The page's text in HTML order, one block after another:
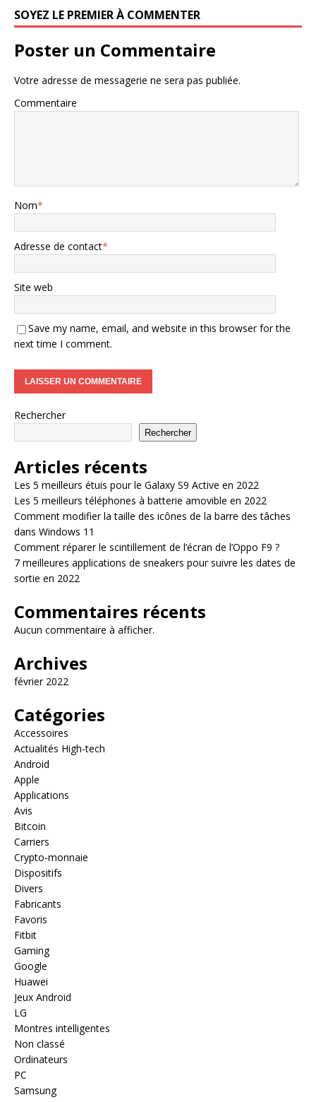
SOYEZ LE PREMIER À COMMENTER
Poster un Commentaire
Votre adresse de messagerie ne sera pas publiée.
Commentaire
Nom*
Adresse de contact*
Site web
Save my name, email, and website in this browser for the
next time I comment.
Rechercher
Rechercher
Articles récents
Les 5 meilleurs étuis pour le Galaxy S9 Active en 2022
Les 5 meilleurs téléphones à batterie amovible en 2022
Comment modifier la taille des icônes de la barre des tâches
dans Windows 11
Comment réparer le scintillement de l’écran de l’Oppo F9 ?
7 meilleures applications de sneakers pour suivre les dates de
sortie en 2022
Commentaires récents
Aucun commentaire à afficher.
Archives
février 2022
Catégories
Accessoires
Actualités High-tech
Android
Apple
Applications
Avis
Bitcoin
Carriers
Crypto-monnaie
Dispositifs
Divers
Fabricants
Favoris
Fitbit
Gaming
Google
Huawei
Jeux Android
LG
Montres intelligentes
Non classé
Ordinateurs
PC
Samsung